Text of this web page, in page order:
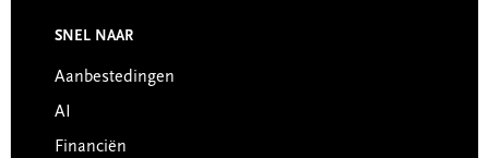
Footer
SNEL NAAR
Aanbestedingen
AI
Financiën